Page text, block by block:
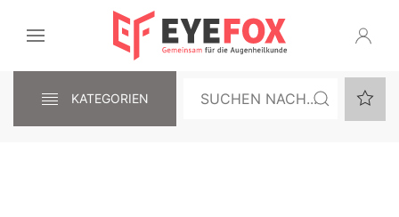
KATEGORIEN